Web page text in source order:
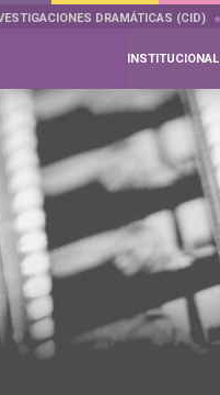
DRAMÁTICAS (CID)
INSTITUCIONAL